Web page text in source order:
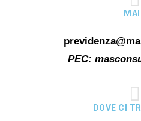
PEC:
DOVE CI